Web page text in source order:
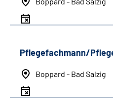
Pflegefachmann/
Boppard - Bad Salzig